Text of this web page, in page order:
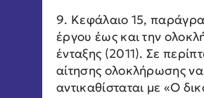
9. Κεφάλαιο 15,
έργου έως και την
ένταξης (2011). Σε
αίτησης ολοκλήρωσης να
αντικαθίσταται με «Ο